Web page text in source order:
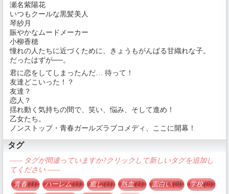
瀬名紫陽花
いつもクールな黒髪美人
琴紗月
賑やかなムードメーカー
小柳香穂
憧れの人たちに近づくために、きょうもがんばる甘織れな子。
だったはずが──。
君に恋をしてしまったんだ… 待って！
友達どこいった！？
友達？
恋人？
揺れ動く気持ちの間で、笑い、悩み、そして進め！
乙女たち。
ノンストップ・青春ガールズラブコメディ、ここに開幕！
タグ
—— タグが間違っていますか?クリックして新しいタグを追加し
てください ——
青春(1) ハーレム(1) 癒し(1) 熱血(1) 面白い(0) 学校(0)